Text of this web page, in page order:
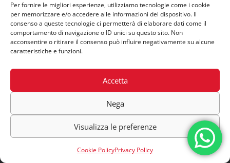
Per fornire le migliori esperienze, utilizziamo tecnologie come i cookie
per memorizzare e/o accedere alle informazioni del dispositivo. Il
consenso a queste tecnologie ci permetterà di elaborare dati come il
comportamento di navigazione o ID unici su questo sito. Non
acconsentire o ritirare il consenso può influire negativamente su alcune
caratteristiche e funzioni.
Accetta
Nega
Visualizza le preferenze
Cookie PolicyPrivacy Policy
< prec. 1 succ. > Fine >